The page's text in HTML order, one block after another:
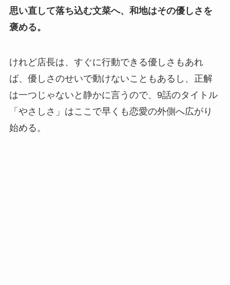
思い直して落ち込む文菜へ、和地はその優しさを
褒める。
けれど店長は、すぐに行動できる優しさもあれ
ば、優しさのせいで動けないこともあるし、正解
は一つじゃないと静かに言うので、9話のタイトル
「やさしさ」はここで早くも恋愛の外側へ広がり
始める。